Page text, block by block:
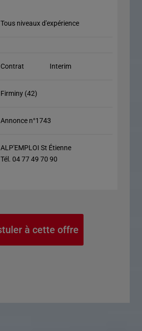
Tous niveaux d'expérience
Contrat
Interim
Firminy (42)
Annonce n°1743
ALP'EMPLOI St Étienne
Tél. 04 77 49 70 90
à cette offre